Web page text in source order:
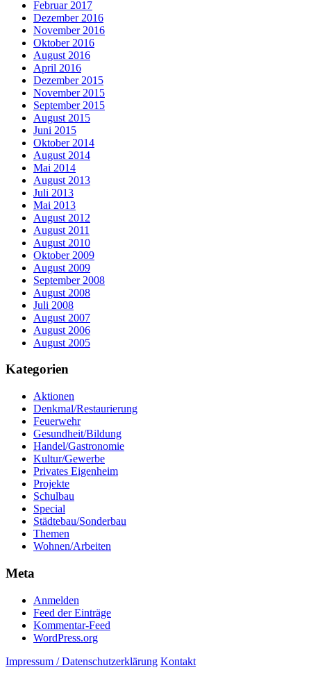
Februar 2017
Dezember 2016
November 2016
Oktober 2016
August 2016
April 2016
Dezember 2015
November 2015
September 2015
August 2015
Juni 2015
Oktober 2014
August 2014
Mai 2014
August 2013
Juli 2013
Mai 2013
August 2012
August 2011
August 2010
Oktober 2009
August 2009
September 2008
August 2008
Juli 2008
August 2007
August 2006
August 2005
Kategorien
Aktionen
Denkmal/Restaurierung
Feuerwehr
Gesundheit/Bildung
Handel/Gastronomie
Kultur/Gewerbe
Privates Eigenheim
Projekte
Schulbau
Special
Städtebau/Sonderbau
Themen
Wohnen/Arbeiten
Meta
Anmelden
Feed der Einträge
Kommentar-Feed
WordPress.org
Impressum / Datenschutzerklärung Kontakt